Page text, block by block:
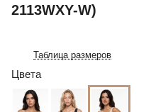
2113WXY-W)
Таблица размеров
Цвета